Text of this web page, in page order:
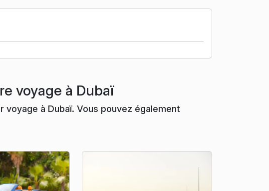
voyage à Dubaï
à Dubaï. Vous pouvez également